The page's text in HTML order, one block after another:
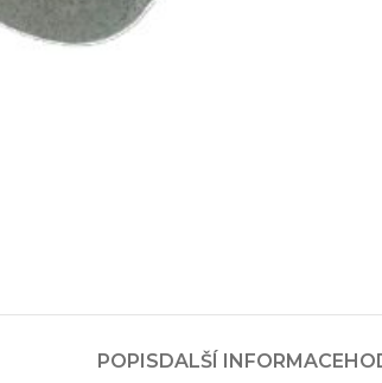
20 let jsme realizovali více než 750+
se na konstrukci zakázkových
POPISDALŠÍ INFORMACE